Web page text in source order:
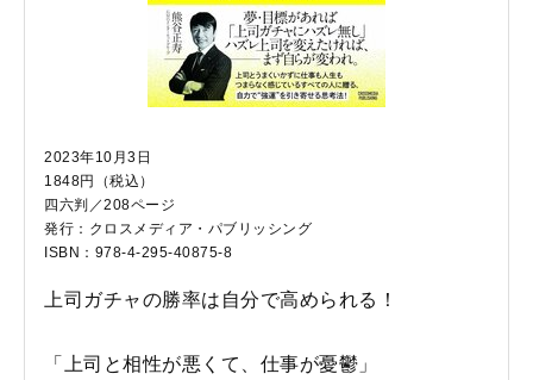
2023年10月3日
1848円（税込）
四六判／208ページ
発行：クロスメディア・パブリッシング
ISBN：978-4-295-40875-8
上司ガチャの勝率は自分で高められる！
「上司と相性が悪くて、仕事が憂鬱」